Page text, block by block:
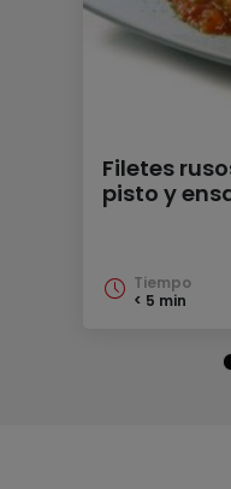
Filetes
pisto y
Tiempo
< 5 min